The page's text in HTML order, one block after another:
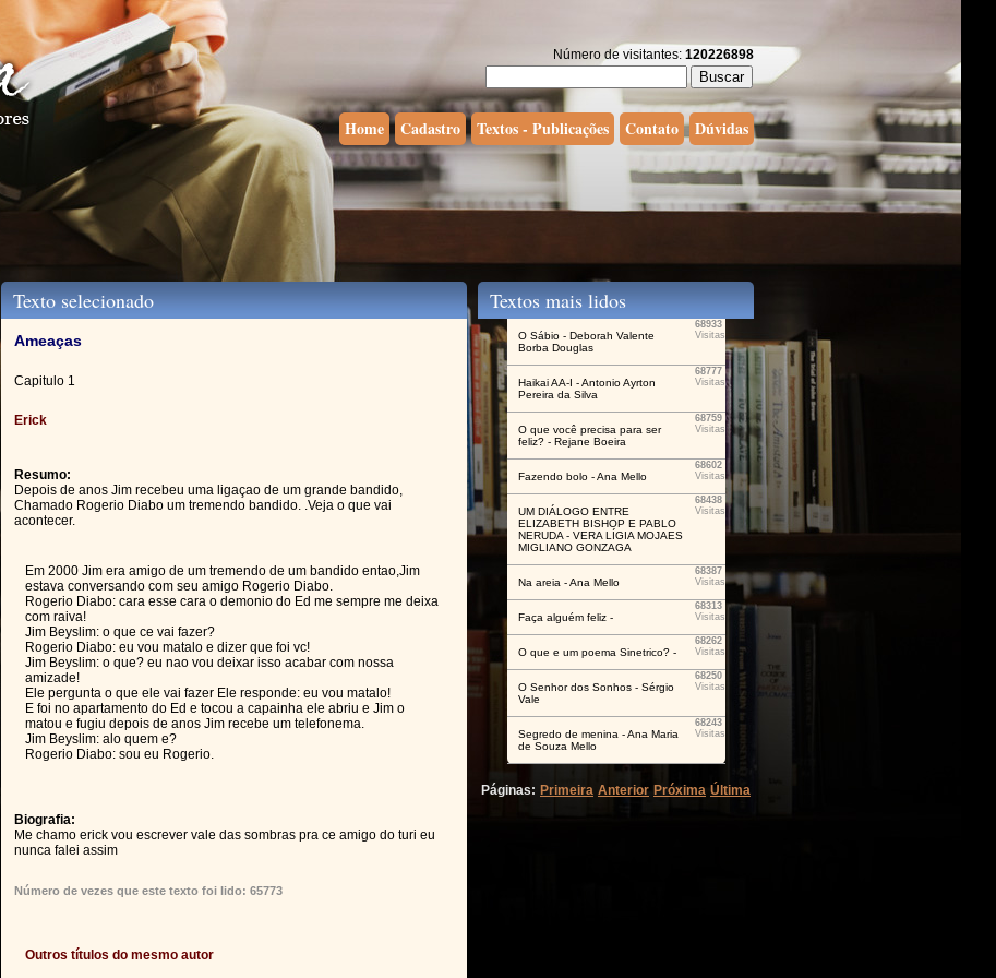
Número de visitantes: 120226898
Home Cadastro Textos - Publicações Contato Dúvidas
Texto selecionado
Ameaças
Capitulo 1
Erick
Resumo:
Depois de anos Jim recebeu uma ligaçao de um grande bandido,
Chamado Rogerio Diabo um tremendo bandido. .Veja o que vai
acontecer.
Em 2000 Jim era amigo de um tremendo de um bandido entao,Jim
estava conversando com seu amigo Rogerio Diabo.
Rogerio Diabo: cara esse cara o demonio do Ed me sempre me deixa
com raiva!
Jim Beyslim: o que ce vai fazer?
Rogerio Diabo: eu vou matalo e dizer que foi vc!
Jim Beyslim: o que? eu nao vou deixar isso acabar com nossa
amizade!
Ele pergunta o que ele vai fazer Ele responde: eu vou matalo!
E foi no apartamento do Ed e tocou a capainha ele abriu e Jim o
matou e fugiu depois de anos Jim recebe um telefonema.
Jim Beyslim: alo quem e?
Rogerio Diabo: sou eu Rogerio.
Biografia:
Me chamo erick vou escrever vale das sombras pra ce amigo do turi eu
nunca falei assim
Número de vezes que este texto foi lido: 65773
Outros títulos do mesmo autor
Textos mais lidos
O Sábio - Deborah Valente
Borba Douglas
68933
Visitas
Haikai AA-I - Antonio Ayrton
Pereira da Silva
68777
Visitas
O que você precisa para ser
feliz? - Rejane Boeira
68759
Visitas
Fazendo bolo - Ana Mello
68602
Visitas
UM DIÁLOGO ENTRE
ELIZABETH BISHOP E PABLO
NERUDA - VERA LÍGIA MOJAES
MIGLIANO GONZAGA
68438
Visitas
Na areia - Ana Mello
68387
Visitas
Faça alguém feliz -
68313
Visitas
O que e um poema Sinetrico? -
68262
Visitas
O Senhor dos Sonhos - Sérgio
Vale
68250
Visitas
Segredo de menina - Ana Maria
de Souza Mello
68243
Visitas
Páginas: Primeira Anterior Próxima Última